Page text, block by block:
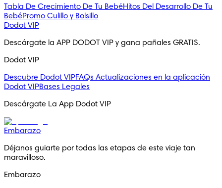
Tabla De Crecimiento De Tu BebéHitos Del Desarrollo De Tu
BebéPromo Culillo y Bolsillo
Dodot VIP
Descárgate la APP DODOT VIP y gana pañales GRATIS.
Dodot VIP
Descubre Dodot VIPFAQs Actualizaciones en la aplicación
Dodot VIPBases Legales
Descárgate La App Dodot VIP
Embarazo
Déjanos guiarte por todas las etapas de este viaje tan
maravilloso.
Embarazo